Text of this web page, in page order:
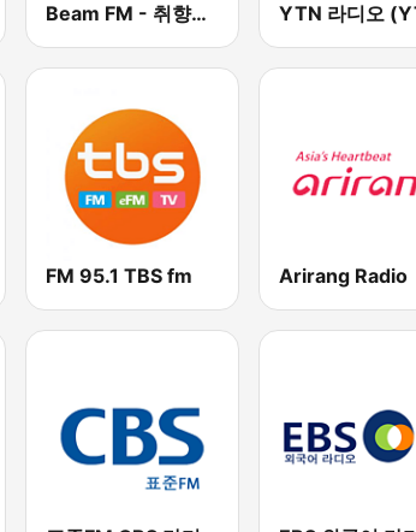
Beam FM - 취향저격 감각 팝송
FM 95.1 TBS fm Arirang Radio